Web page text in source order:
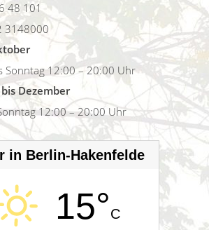
48 101
3148000
Sonntag 12:00 – 20:00 Uhr
Dezember
12:00 – 20:00 Uhr
in Berlin-Hakenfelde
15°C